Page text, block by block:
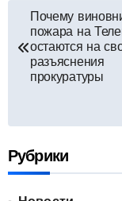
Навигация
по
записям
Почему
пожара на
остаются на
разъяснения
прокуратуры
Рубрики